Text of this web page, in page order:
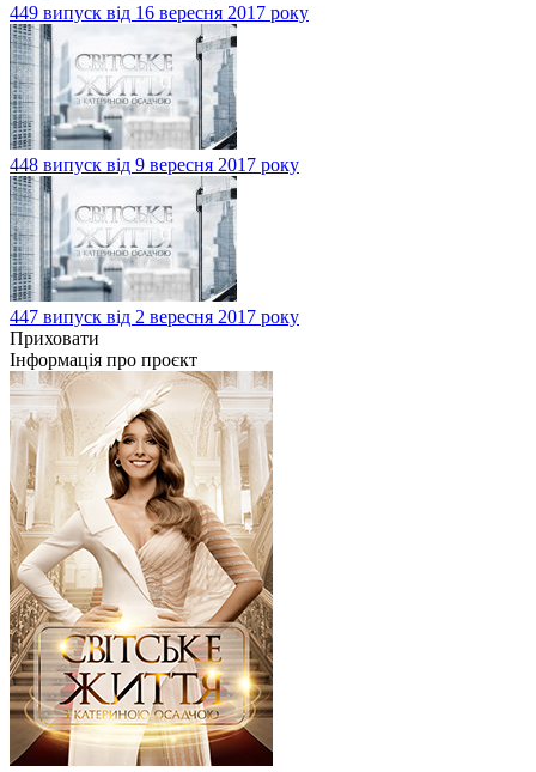
449 випуск від 16 вересня 2017 року
448 випуск від 9 вересня 2017 року
447 випуск від 2 вересня 2017 року
Приховати
Інформація про проєкт